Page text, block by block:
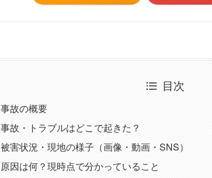
目次
事故の概要
事故・トラブルはどこで起きた？
被害状況・現地の様子（画像・動画・SNS）
原因は何？現時点で分かっていること